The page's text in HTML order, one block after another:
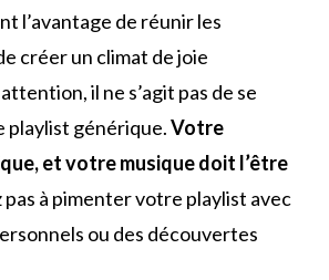
l’avantage de réunir les
créer un climat de joie
il ne s’agit pas de se
playlist générique.Votre
et votre musique doit l’être
pas à pimenter votre playlist avec
ou des découvertes